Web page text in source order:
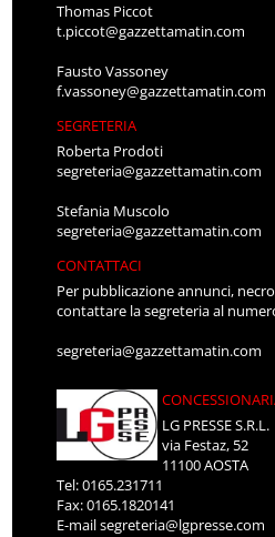
Thomas Piccot
t.piccot@gazzettamatin.com
Fausto Vassoney
f.vassoney@gazzettamatin.com
SEGRETERIA
Roberta Prodoti
segreteria@gazzettamatin.com
Stefania Muscolo
segreteria@gazzettamatin.com
CONTATTACI
Per pubblicazione annunci,
contattare la segreteria al
segreteria@gazzettamatin.com
LG PRESSE S.R.L.
via Festaz, 52
11100 AOSTA
Tel: 0165.231711
Fax: 0165.1820141
E-mailsegreteria@lgpresse.com